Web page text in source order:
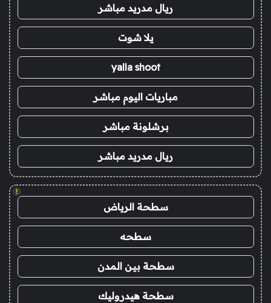
ريال مدريد مباشر
يلا شوت
yalla shoot
مباريات اليوم مباشر
برشلونة مباشر
ريال مدريد مباشر
!
سطحة الرياض
سطحه
سطحة بين المدن
سطحة هيدروليك